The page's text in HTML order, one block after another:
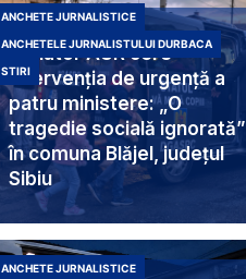
Senator AUR cere
intervenția de urgență a
patru ministere: „O
tragedie socială ignorată”
în comuna Blăjel, județul
Sibiu
ANCHETE JURNALISTICE
ANCHETELE JURNALISTULUI DURBACA
STIRI
ANCHETE JURNALISTICE